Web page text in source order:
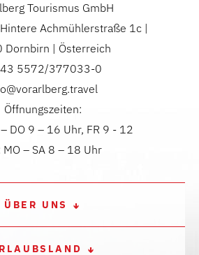
Tourismus GmbH
Hintere Achmühlerstraße 1c |
Dornbirn | Österreich
5572/377033-0
Öffnungszeiten:
DO 9 – 16 Uhr, FR 9 - 12
MO – SA 8 – 18 Uhr
ÜBER UNS